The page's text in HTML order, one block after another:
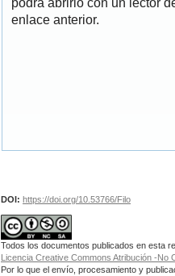
enlace anterior.
DOI: https://doi.org/10.53766/Filo
Todos los documentos publicados en esta
Licencia Creative Commons Atribución -No
Por lo que el envío, procesamiento y